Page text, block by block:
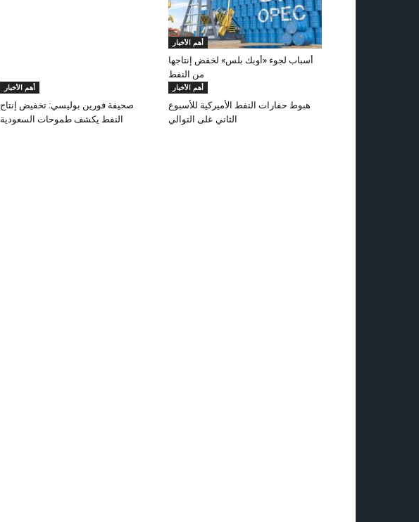
أهم الأخبار
أسباب لجوء «أوبك بلس» لخفض إنتاجها
من النفط
أهم الأخبار
صحيفة فورين بوليسي: تخفيض إنتاج
النفط يكشف طموحات السعودية
أهم الأخبار
هبوط حفارات النفط الأميركية للأسبوع
الثاني على التوالي